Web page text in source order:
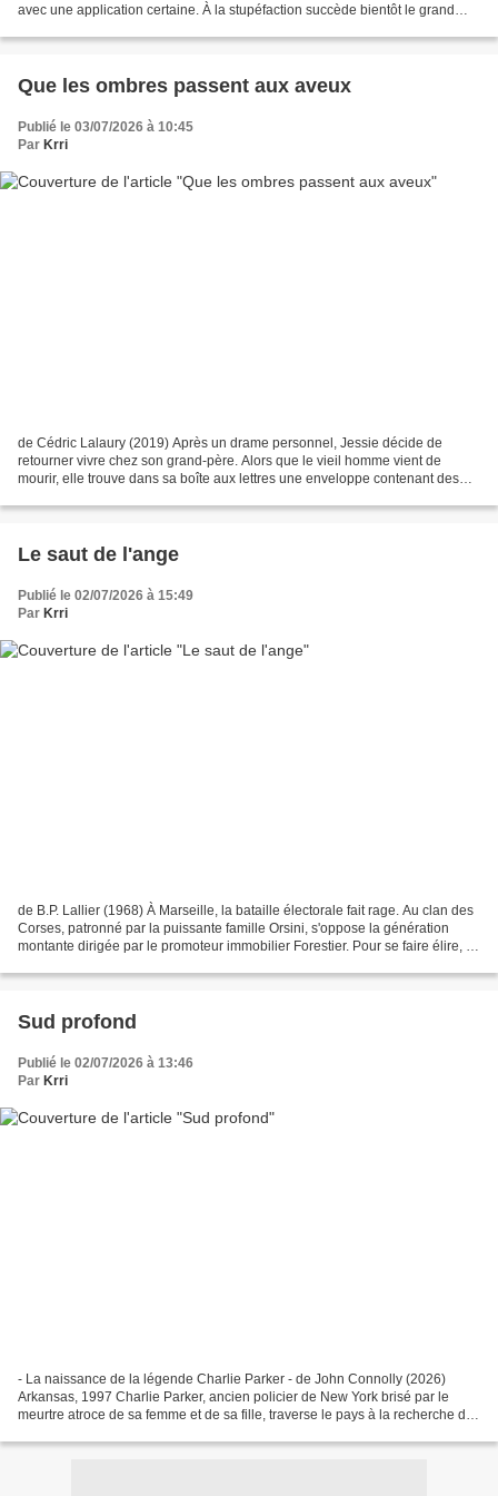
avec une application certaine. À la stupéfaction succède bientôt le grand
Que les ombres passent aux aveux
Publié le 03/07/2026 à 10:45
Par Krri
de Cédric Lalaury (2019) Après un drame personnel, Jessie décide de
retourner vivre chez son grand-père. Alors que le vieil homme vient de
mourir, elle trouve dans sa boîte aux lettres une enveloppe contenant des
Le saut de l'ange
Publié le 02/07/2026 à 15:49
Par Krri
de B.P. Lallier (1968) À Marseille, la bataille électorale fait rage. Au clan des
Corses, patronné par la puissante famille Orsini, s'oppose la génération
montante dirigée par le promoteur immobilier Forestier. Pour se faire élire, ce
Sud profond
Publié le 02/07/2026 à 13:46
Par Krri
- La naissance de la légende Charlie Parker - de John Connolly (2026)
Arkansas, 1997 Charlie Parker, ancien policier de New York brisé par le
meurtre atroce de sa femme et de sa fille, traverse le pays à la recherche de